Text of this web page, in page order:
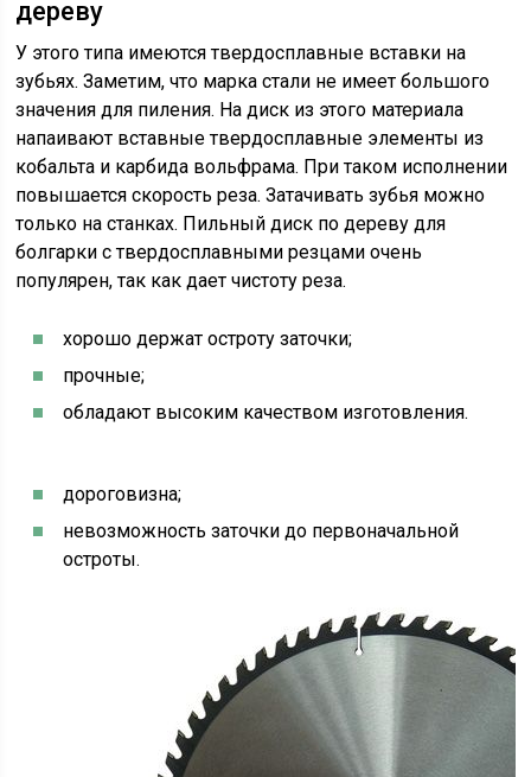
дереву
У этого типа имеются твердосплавные вставки на
зубьях. Заметим, что марка стали не имеет большого
значения для пиления. На диск из этого материала
напаивают вставные твердосплавные элементы из
кобальта и карбида вольфрама. При таком исполнении
повышается скорость реза. Затачивать зубья можно
только на станках. Пильный диск по дереву для
болгарки с твердосплавными резцами очень
популярен, так как дает чистоту реза.
хорошо держат остроту заточки;
прочные;
обладают высоким качеством изготовления.
дороговизна;
невозможность заточки до первоначальной
остроты.